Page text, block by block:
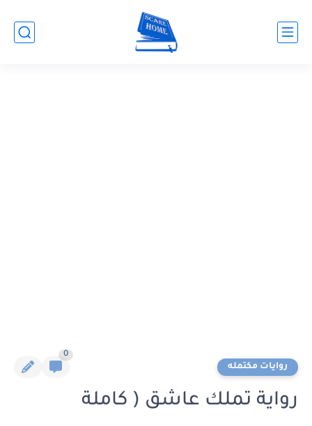
روايات مكتمله
0
رواية تملك عاشق ( كاملة